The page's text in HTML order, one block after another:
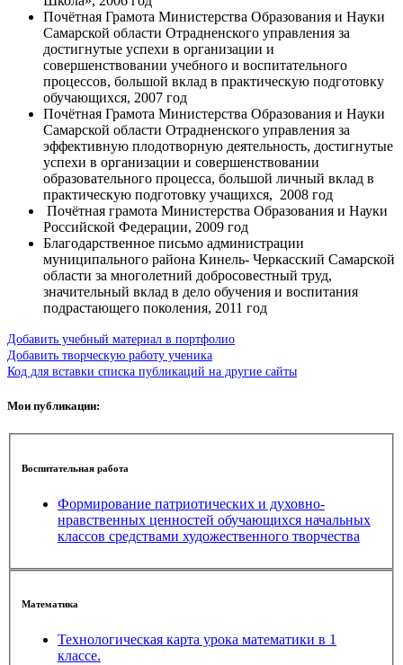
Почётная Грамота Министерства Образования и Науки
Самарской области Отрадненского управления за
достигнутые успехи в организации и
совершенствовании учебного и воспитательного
процессов, большой вклад в практическую подготовку
обучающихся, 2007 год
Почётная Грамота Министерства Образования и Науки
Самарской области Отрадненского управления за
эффективную плодотворную деятельность, достигнутые
успехи в организации и совершенствовании
образовательного процесса, большой личный вклад в
практическую подготовку учащихся, 2008 год
Почётная грамота Министерства Образования и Науки
Российской Федерации, 2009 год
Благодарственное письмо администрации
муниципального района Кинель- Черкасский Самарской
области за многолетний добросовестный труд,
значительный вклад в дело обучения и воспитания
подрастающего поколения, 2011 год
Добавить учебный материал в портфолио
Добавить творческую работу ученика
Код для вставки списка публикаций на другие сайты
Мои публикации:
Воспитательная работа
Формирование патриотических и духовно-
нравственных ценностей обучающихся начальных
классов средствами художественного творчества
Математика
Технологическая карта урока математики в 1
классе.